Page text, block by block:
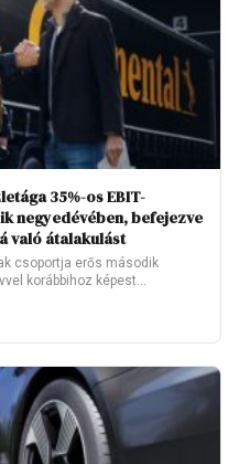
35%-os EBIT-
negyedévében, befejezve
való átalakulást
csoportja erős második
korábbihoz képest…